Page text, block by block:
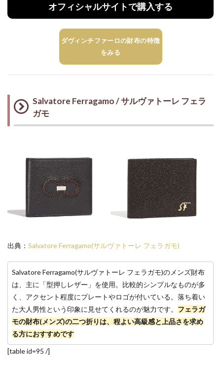
オフィシャルサイトで購入する
ダヴィンチファーロの財布の特徴
をみる
Salvatore Ferragamo / サルヴァトーレ フェラ
ガモ
出典： Salvatore Ferragamo(サルヴァトーレ フェラガモ)
Salvatore Ferragamo(サルヴァトーレ フェラガモ)のメンズ財布
は、主に「型押しレザー」を使用。比較的シンプルなものが多
く、アクセント程度にプレートやロゴが付いている。落ち着い
た大人男性という印象に見せてくれるのが魅力です。 フェラガ
モの財布(メンズ)の二つ折りは、程よい高級感と上品さを求め
る方におすすめです
[table id=95 /]